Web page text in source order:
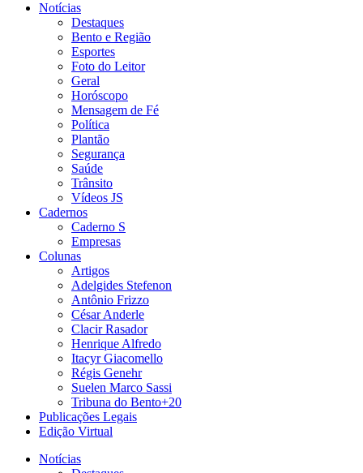
Notícias
Destaques
Bento e Região
Esportes
Foto do Leitor
Geral
Horóscopo
Mensagem de Fé
Política
Plantão
Segurança
Saúde
Trânsito
Vídeos JS
Cadernos
Caderno S
Empresas
Colunas
Artigos
Adelgides Stefenon
Antônio Frizzo
César Anderle
Clacir Rasador
Henrique Alfredo
Itacyr Giacomello
Régis Genehr
Suelen Marco Sassi
Tribuna do Bento+20
Publicações Legais
Edição Virtual
Notícias